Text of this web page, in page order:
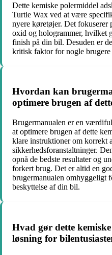
Dette kemiske polermiddel
Turtle Wax ved at være
nyere køretøjer. Det fokuserer
oxid og hologrammer, hvilket
finish på din bil. Desuden er
kritisk faktor for nogle brugere
Hvordan kan
optimere brugen af
Brugermanualen er en
at optimere brugen af dette
klare instruktioner om korrekt
sikkerhedsforanstaltninger.
opnå de bedste resultater og
forkert brug. Det er altid en
brugermanualen omhyggeligt
beskyttelse af din bil.
Hvad gør dette
løsning for